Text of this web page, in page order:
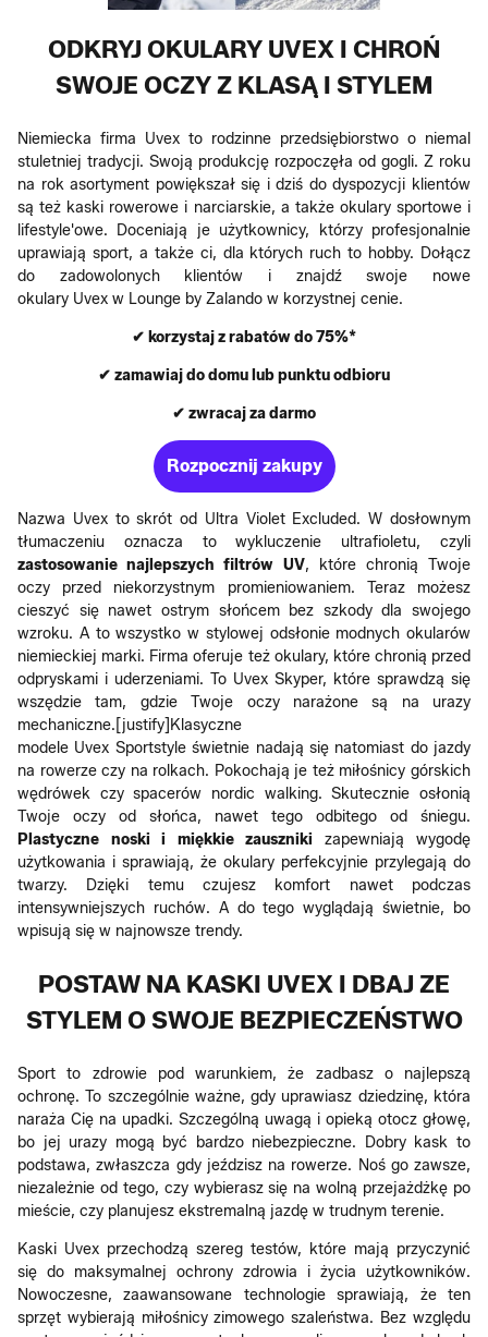
ODKRYJ OKULARY UVEX I CHROŃ
SWOJE OCZY Z KLASĄ I STYLEM
Niemiecka firma Uvex to rodzinne przedsiębiorstwo o niemal
stuletniej tradycji. Swoją produkcję rozpoczęła od gogli. Z roku
na rok asortyment powiększał się i dziś do dyspozycji klientów
są też kaski rowerowe i narciarskie, a także okulary sportowe i
lifestyle'owe. Doceniają je użytkownicy, którzy profesjonalnie
uprawiają sport, a także ci, dla których ruch to hobby. Dołącz
do zadowolonych klientów i znajdź swoje nowe
okulary Uvex w Lounge by Zalando w korzystnej cenie.
✔ korzystaj z rabatów do 75%*
✔ zamawiaj do domu lub punktu odbioru
✔ zwracaj za darmo
Rozpocznij zakupy
Nazwa Uvex to skrót od Ultra Violet Excluded. W dosłownym
tłumaczeniu oznacza to wykluczenie ultrafioletu, czyli
zastosowanie najlepszych filtrów UV, które chronią Twoje
oczy przed niekorzystnym promieniowaniem. Teraz możesz
cieszyć się nawet ostrym słońcem bez szkody dla swojego
wzroku. A to wszystko w stylowej odsłonie modnych okularów
niemieckiej marki. Firma oferuje też okulary, które chronią przed
odpryskami i uderzeniami. To Uvex Skyper, które sprawdzą się
wszędzie tam, gdzie Twoje oczy narażone są na urazy
mechaniczne.[justify]Klasyczne
modele Uvex Sportstyle świetnie nadają się natomiast do jazdy
na rowerze czy na rolkach. Pokochają je też miłośnicy górskich
wędrówek czy spacerów nordic walking. Skutecznie osłonią
Twoje oczy od słońca, nawet tego odbitego od śniegu.
Plastyczne noski i miękkie zauszniki zapewniają wygodę
użytkowania i sprawiają, że okulary perfekcyjnie przylegają do
twarzy. Dzięki temu czujesz komfort nawet podczas
intensywniejszych ruchów. A do tego wyglądają świetnie, bo
wpisują się w najnowsze trendy.
POSTAW NA KASKI UVEX I DBAJ ZE
STYLEM O SWOJE BEZPIECZEŃSTWO
Sport to zdrowie pod warunkiem, że zadbasz o najlepszą
ochronę. To szczególnie ważne, gdy uprawiasz dziedzinę, która
naraża Cię na upadki. Szczególną uwagą i opieką otocz głowę,
bo jej urazy mogą być bardzo niebezpieczne. Dobry kask to
podstawa, zwłaszcza gdy jeździsz na rowerze. Noś go zawsze,
niezależnie od tego, czy wybierasz się na wolną przejażdżkę po
mieście, czy planujesz ekstremalną jazdę w trudnym terenie.
Kaski Uvex przechodzą szereg testów, które mają przyczynić
się do maksymalnej ochrony zdrowia i życia użytkowników.
Nowoczesne, zaawansowane technologie sprawiają, że ten
sprzęt wybierają miłośnicy zimowego szaleństwa. Bez względu